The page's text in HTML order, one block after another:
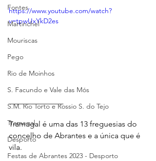
Fontes
Martinchel
Mouriscas
Pego
Rio de Moinhos
S. Facundo e Vale das Mós
S.M. Rio Torto e Rossio S. do Tejo
Tramagal
Desporto
Festas de Abrantes 2023 - Desporto
https://www.youtube.com/watch?
v=tpwUxYkD2es
Tramagal é uma das 13 freguesias do
concelho de Abrantes e a única que é
vila.